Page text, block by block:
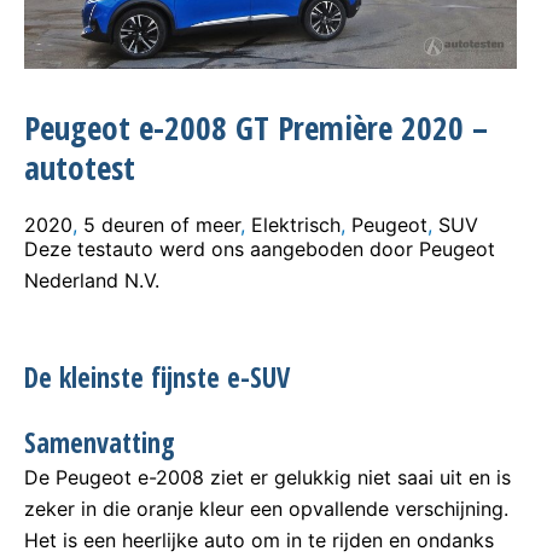
Peugeot e-2008 GT Première 2020 –
autotest
2020, 5 deuren of meer, Elektrisch, Peugeot, SUV
Deze testauto werd ons aangeboden door Peugeot
Nederland N.V.
De kleinste fijnste e-SUV
Samenvatting
De Peugeot e-2008 ziet er gelukkig niet saai uit en is
zeker in die oranje kleur een opvallende verschijning.
Het is een heerlijke auto om in te rijden en ondanks